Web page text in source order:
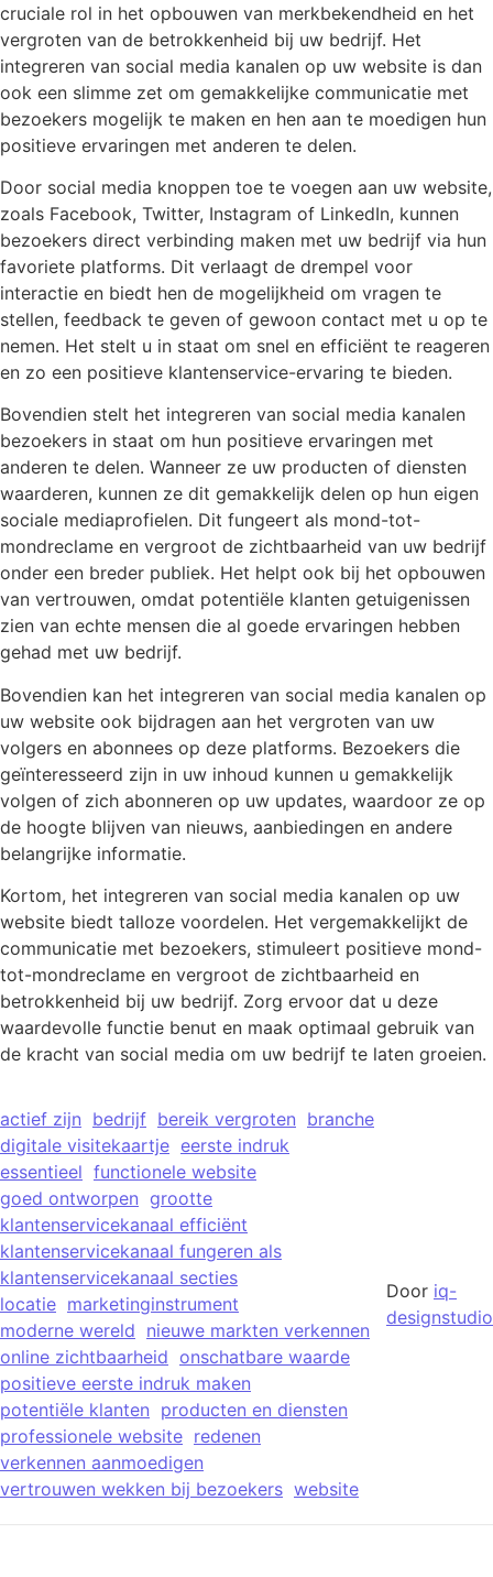
cruciale rol in het opbouwen van merkbekendheid en het
vergroten van de betrokkenheid bij uw bedrijf. Het
integreren van social media kanalen op uw website is dan
ook een slimme zet om gemakkelijke communicatie met
bezoekers mogelijk te maken en hen aan te moedigen hun
positieve ervaringen met anderen te delen.
Door social media knoppen toe te voegen aan uw website,
zoals Facebook, Twitter, Instagram of LinkedIn, kunnen
bezoekers direct verbinding maken met uw bedrijf via hun
favoriete platforms. Dit verlaagt de drempel voor
interactie en biedt hen de mogelijkheid om vragen te
stellen, feedback te geven of gewoon contact met u op te
nemen. Het stelt u in staat om snel en efficiënt te reageren
en zo een positieve klantenservice-ervaring te bieden.
Bovendien stelt het integreren van social media kanalen
bezoekers in staat om hun positieve ervaringen met
anderen te delen. Wanneer ze uw producten of diensten
waarderen, kunnen ze dit gemakkelijk delen op hun eigen
sociale mediaprofielen. Dit fungeert als mond-tot-
mondreclame en vergroot de zichtbaarheid van uw bedrijf
onder een breder publiek. Het helpt ook bij het opbouwen
van vertrouwen, omdat potentiële klanten getuigenissen
zien van echte mensen die al goede ervaringen hebben
gehad met uw bedrijf.
Bovendien kan het integreren van social media kanalen op
uw website ook bijdragen aan het vergroten van uw
volgers en abonnees op deze platforms. Bezoekers die
geïnteresseerd zijn in uw inhoud kunnen u gemakkelijk
volgen of zich abonneren op uw updates, waardoor ze op
de hoogte blijven van nieuws, aanbiedingen en andere
belangrijke informatie.
Kortom, het integreren van social media kanalen op uw
website biedt talloze voordelen. Het vergemakkelijkt de
communicatie met bezoekers, stimuleert positieve mond-
tot-mondreclame en vergroot de zichtbaarheid en
betrokkenheid bij uw bedrijf. Zorg ervoor dat u deze
waardevolle functie benut en maak optimaal gebruik van
de kracht van social media om uw bedrijf te laten groeien.
actief zijn bedrijf bereik vergroten branche
digitale visitekaartje eerste indruk
essentieel functionele website
goed ontworpen grootte
klantenservicekanaal efficiënt
klantenservicekanaal fungeren als
klantenservicekanaal secties
locatie marketinginstrument
moderne wereld nieuwe markten verkennen
online zichtbaarheid onschatbare waarde
positieve eerste indruk maken
potentiële klanten producten en diensten
professionele website redenen
verkennen aanmoedigen
vertrouwen wekken bij bezoekers website
Door iq-
designstudio